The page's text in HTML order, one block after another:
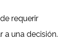
requerir
a una decisión.